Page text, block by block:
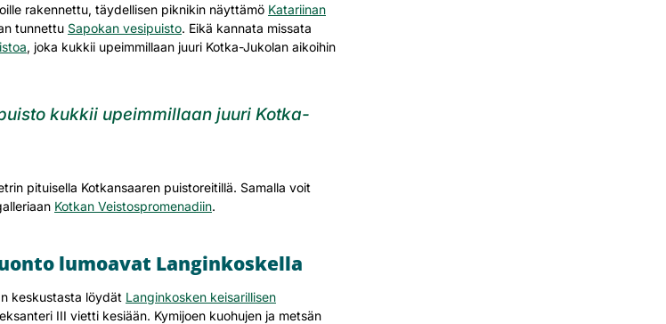
rakennettu, täydellisen piknikin näyttämö Katariinan
tunnettu Sapokan vesipuisto. Eikä kannata missata
, joka kukkii upeimmillaan juuri Kotka-Jukolan aikoihin
kukkii upeimmillaan juuri Kotka-
pituisella Kotkansaaren puistoreitillä. Samalla voit
Kotkan Veistospromenadiin.
lumoavat Langinkoskella
keskustasta löydät Langinkosken keisarillisen
III vietti kesiään. Kymijoen kuohujen ja metsän